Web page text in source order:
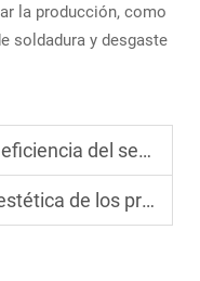
la producción, como
soldadura y desgaste
de moldeo por inyección
los productos plásticos